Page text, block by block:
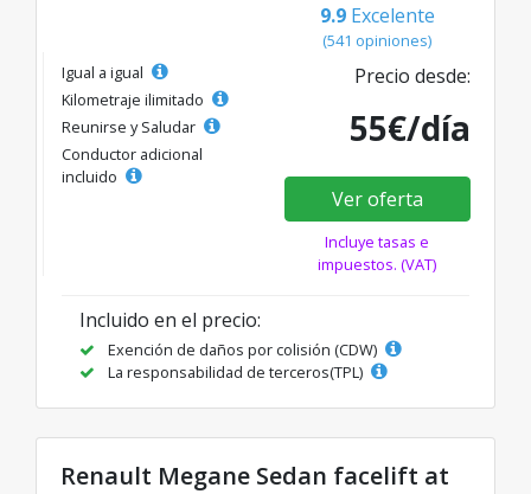
9.9 Excelente
(541 opiniones)
Igual a igual
Kilometraje ilimitado
Reunirse y Saludar
Conductor adicional
incluido
Precio desde:
55€/día
Ver oferta
Incluye tasas e
impuestos. (VAT)
Incluido en el precio:
Exención de daños por colisión (CDW)
La responsabilidad de terceros(TPL)
Renault Megane Sedan facelift at